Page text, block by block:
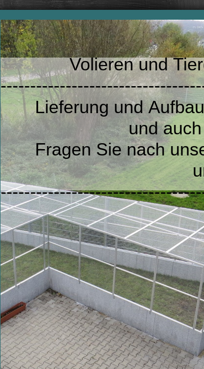
Volieren und
Lieferung und Aufbau
und auch in
Fragen Sie nach
und